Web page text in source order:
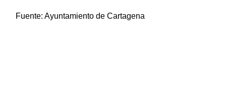
Fuente: Ayuntamiento de Cartagena